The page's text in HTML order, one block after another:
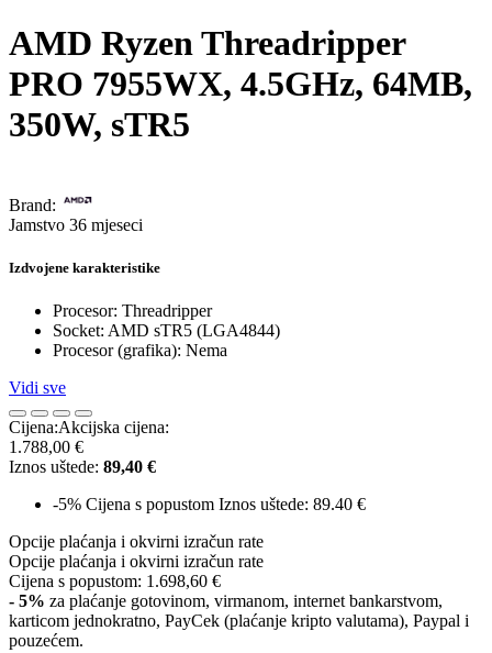
AMD Ryzen Threadripper
PRO 7955WX, 4.5GHz, 64MB,
350W, sTR5
Brand:
Jamstvo 36 mjeseci
Izdvojene karakteristike
Procesor: Threadripper
Socket: AMD sTR5 (LGA4844)
Procesor (grafika): Nema
Vidi sve
Cijena:Akcijska cijena:
1.788,00 €
Iznos uštede: 89,40 €
-5% Cijena s popustom Iznos uštede: 89.40 €
Opcije plaćanja i okvirni izračun rate
Opcije plaćanja i okvirni izračun rate
Cijena s popustom: 1.698,60 €
- 5% za plaćanje gotovinom, virmanom, internet bankarstvom,
karticom jednokratno, PayCek (plaćanje kripto valutama), Paypal i
pouzećem.